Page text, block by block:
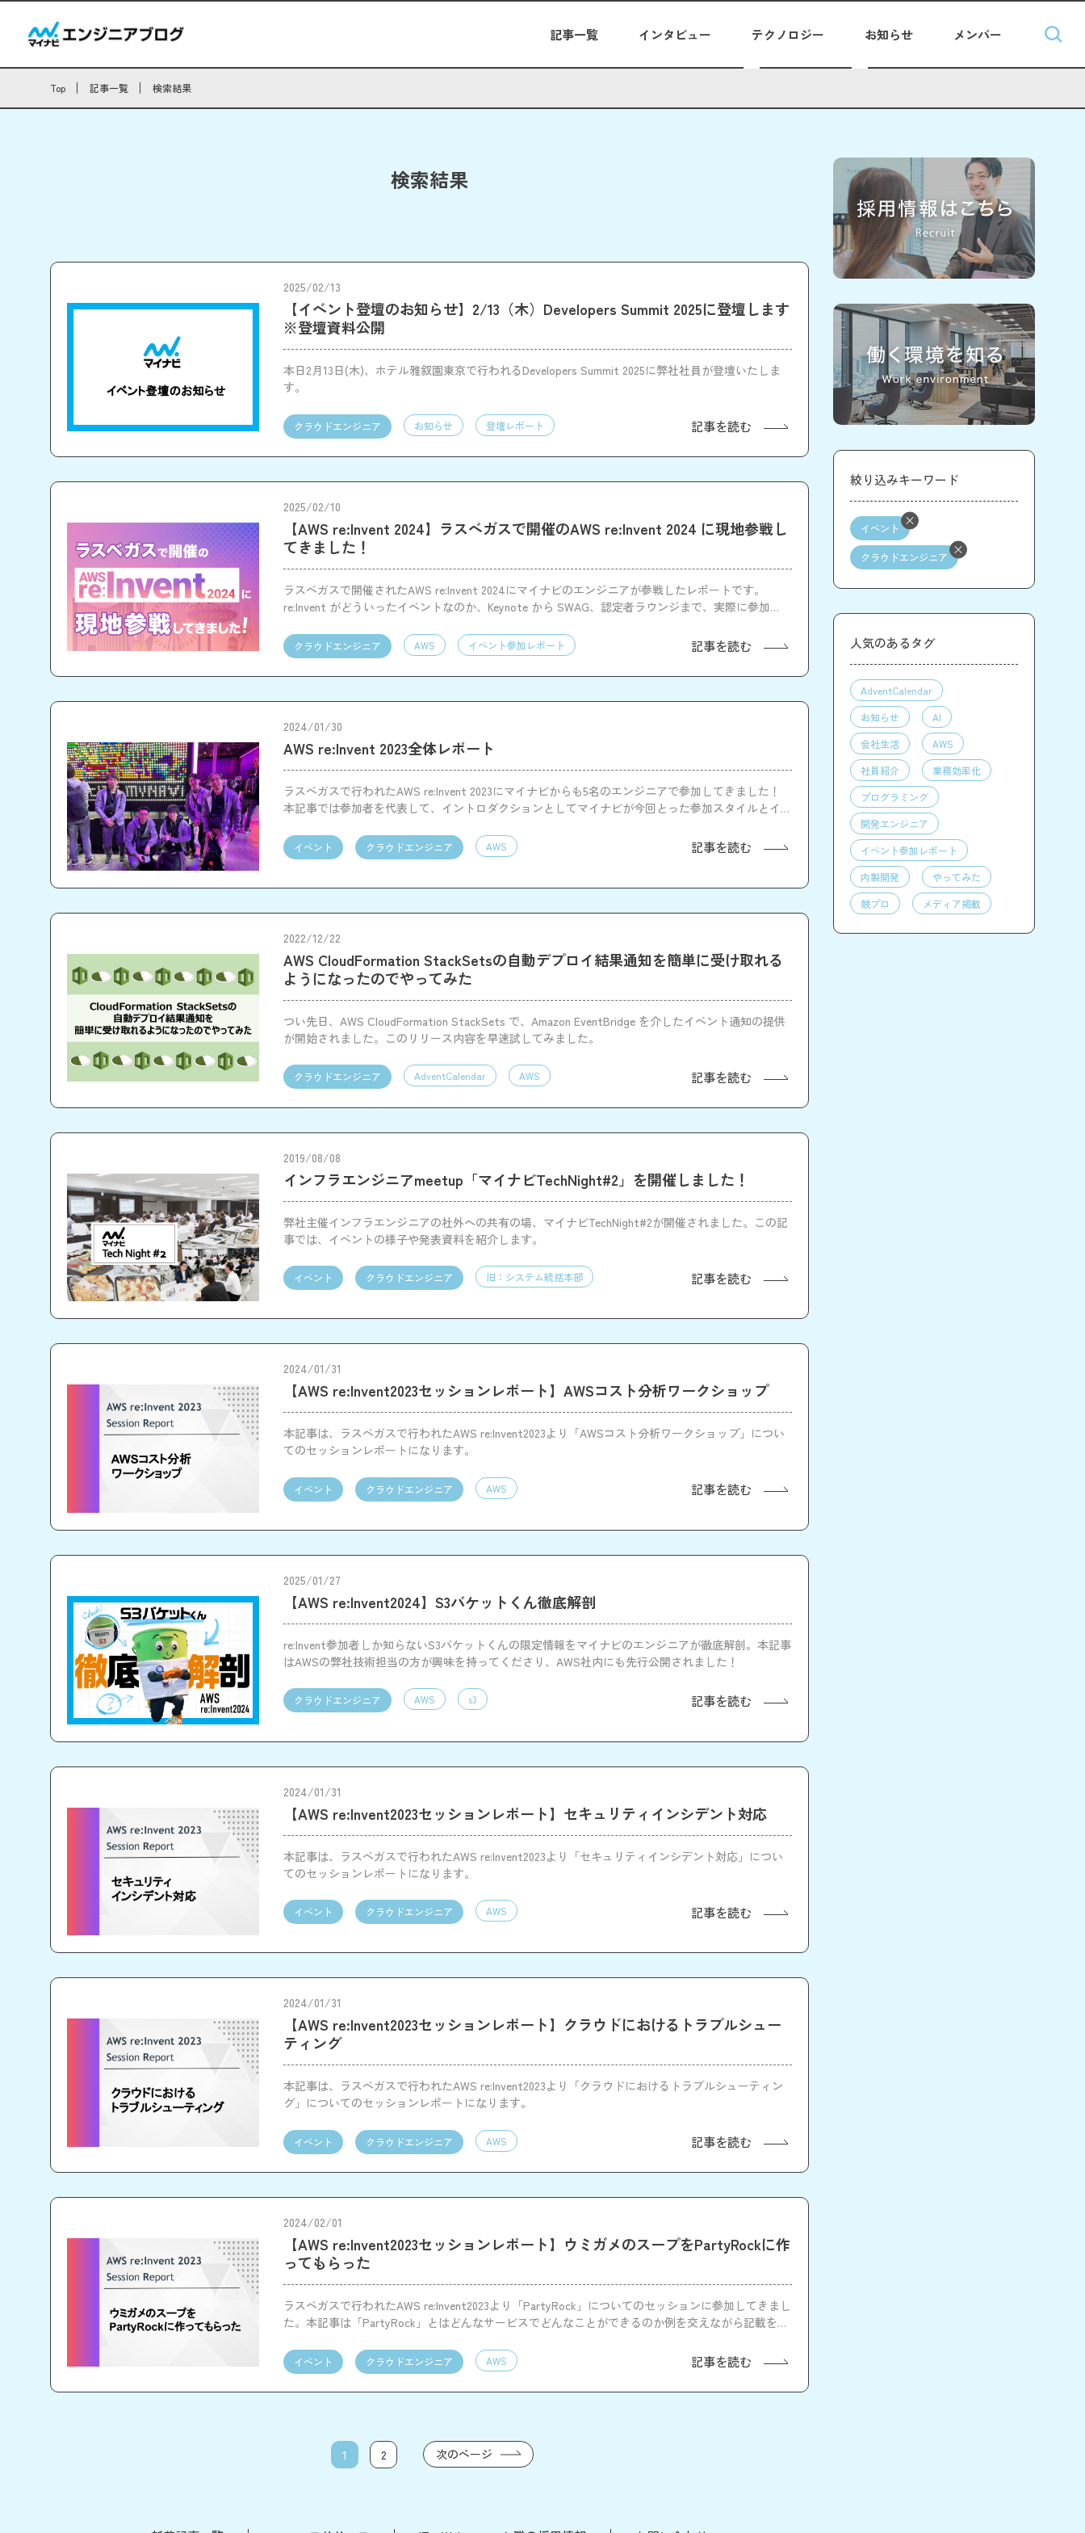
記事一覧 インタビュー テクノロジー お知らせ メンバー
Top 記事一覧 検索結果
検索結果
2025/02/13
【イベント登壇のお知らせ】2/13（木）Developers Summit 2025に登壇します
※登壇資料公開
本日2月13日(木)、ホテル雅叙園東京で行われるDevelopers Summit 2025に弊社社員が登壇いたしま
す。
クラウドエンジニア お知らせ 登壇レポート 記事を読む
2025/02/10
【AWS re:Invent 2024】ラスベガスで開催のAWS re:Invent 2024 に現地参戦し
てきました！
ラスベガスで開催されたAWS re:Invent 2024にマイナビのエンジニアが参戦したレポートです。
re:Invent がどういったイベントなのか、Keynote から SWAG、認定者ラウンジまで、実際に参加し
クラウドエンジニア AWS イベント参加レポート 記事を読む
2024/01/30
AWS re:Invent 2023全体レポート
ラスベガスで行われたAWS re:Invent 2023にマイナビからも5名のエンジニアで参加してきました！
本記事では参加者を代表して、イントロダクションとしてマイナビが今回とった参加スタイルとイベ
イベント クラウドエンジニア AWS 記事を読む
2022/12/22
AWS CloudFormation StackSetsの自動デプロイ結果通知を簡単に受け取れる
ようになったのでやってみた
つい先日、AWS CloudFormation StackSets で、Amazon EventBridge を介したイベント通知の提供
が開始されました。このリリース内容を早速試してみました。
クラウドエンジニア AdventCalendar AWS 記事を読む
2019/08/08
インフラエンジニアmeetup「マイナビTechNight#2」を開催しました！
弊社主催インフラエンジニアの社外への共有の場、マイナビTechNight#2が開催されました。この記
事では、イベントの様子や発表資料を紹介します。
イベント クラウドエンジニア 旧：システム統括本部 記事を読む
2024/01/31
【AWS re:Invent2023セッションレポート】AWSコスト分析ワークショップ
本記事は、ラスベガスで行われたAWS re:Invent2023より「AWSコスト分析ワークショップ」につい
てのセッションレポートになります。
イベント クラウドエンジニア AWS 記事を読む
2025/01/27
【AWS re:Invent2024】S3バケットくん徹底解剖
re:Invent参加者しか知らないS3バケットくんの限定情報をマイナビのエンジニアが徹底解剖。本記事
はAWSの弊社技術担当の方が興味を持ってくださり、AWS社内にも先行公開されました！
クラウドエンジニア AWS s3 記事を読む
2024/01/31
【AWS re:Invent2023セッションレポート】セキュリティインシデント対応
本記事は、ラスベガスで行われたAWS re:Invent2023より「セキュリティインシデント対応」につい
てのセッションレポートになります。
イベント クラウドエンジニア AWS 記事を読む
2024/01/31
【AWS re:Invent2023セッションレポート】クラウドにおけるトラブルシュー
ティング
本記事は、ラスベガスで行われたAWS re:Invent2023より「クラウドにおけるトラブルシューティン
グ」についてのセッションレポートになります。
イベント クラウドエンジニア AWS 記事を読む
2024/02/01
【AWS re:Invent2023セッションレポート】ウミガメのスープをPartyRockに作
ってもらった
ラスベガスで行われたAWS re:Invent2023より「PartyRock」についてのセッションに参加してきまし
た。本記事は「PartyRock」とはどんなサービスでどんなことができるのか例を交えながら記載をし
イベント クラウドエンジニア AWS 記事を読む
1 2 次のページ
絞り込みキーワード
イベント
クラウドエンジニア
人気のあるタグ
AdventCalendar
お知らせ
AI
会社生活
AWS
社員紹介
業務効率化
プログラミング
開発エンジニア
イベント参加レポート
内製開発
やってみた
競プロ
メディア掲載